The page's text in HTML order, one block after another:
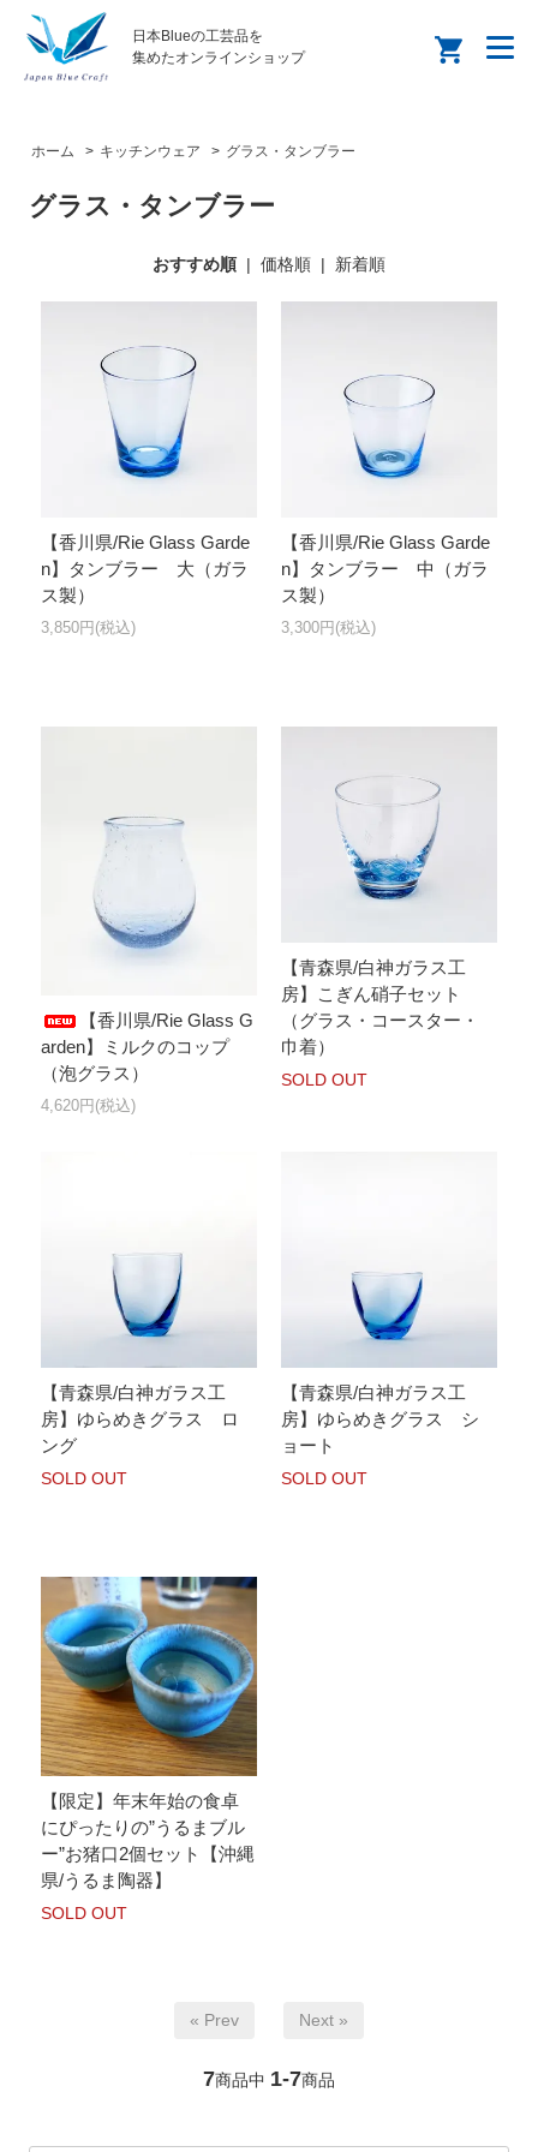
日本Blueの工芸品を
集めたオンラインショップ
ホーム > キッチンウェア > グラス・タンブラー
グラス・タンブラー
おすすめ順 | 価格順 | 新着順
【香川県/Rie Glass Garde
n】タンブラー 大（ガラ
ス製）
3,850円(税込)
【香川県/Rie Glass Garde
n】タンブラー 中（ガラ
ス製）
3,300円(税込)
【香川県/Rie Glass G
arden】ミルクのコップ
（泡グラス）
4,620円(税込)
【青森県/白神ガラス工
房】こぎん硝子セット
（グラス・コースター・
巾着）
SOLD OUT
【青森県/白神ガラス工
房】ゆらめきグラス ロ
ング
SOLD OUT
【青森県/白神ガラス工
房】ゆらめきグラス シ
ョート
SOLD OUT
【限定】年末年始の食卓
にぴったりの”うるまブル
ー”お猪口2個セット【沖縄
県/うるま陶器】
SOLD OUT
« Prev Next »
7商品中 1-7商品